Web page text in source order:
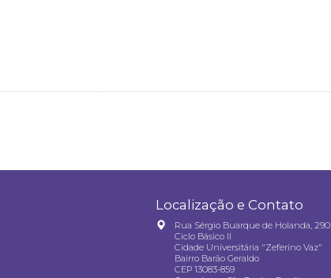
Localização e Contato
Rua Sérgio Buarque de Holanda, 290
Ciclo Básico II
Cidade Universitária "Zeferino Vaz"
Bairro Barão Geraldo
CEP 13083-859